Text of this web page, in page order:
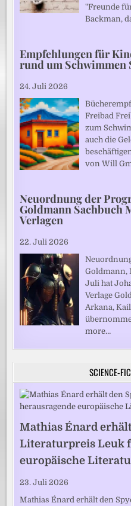
"Freunde
Backman,
Empfehlungen für
rund um Schwimmen
24. Juli 2026
Freibad
zum
auch die
von Will
Neuordnung der
Goldmann Sachbuch
Verlagen
22. Juli 2026
Goldmann,
Juli hat
Verlage
Arkana,
more…
SCIENCE-
Mathias Énard
Literaturpreis Leuk
europäische
23. Juli 2026
Mathias Énard erhält den